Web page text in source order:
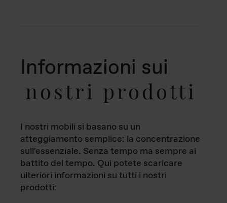
Informazioni sui
nostri prodotti
I nostri mobili si basano su un
atteggiamento semplice: la concentrazione
sull'essenziale. Senza tempo ma sempre al
battito del tempo. Qui potete scaricare
ulteriori informazioni su tutti i nostri
prodotti: